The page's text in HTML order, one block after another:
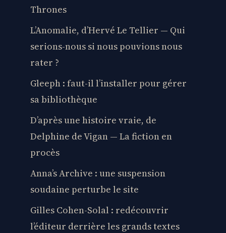
Thrones
L’Anomalie, d’Hervé Le Tellier — Qui
serions-nous si nous pouvions nous
rater ?
Gleeph : faut-il l’installer pour gérer
sa bibliothèque
D’après une histoire vraie, de
Delphine de Vigan — La fiction en
procès
Anna’s Archive : une suspension
soudaine perturbe le site
Gilles Cohen-Solal : redécouvrir
l’éditeur derrière les grands textes